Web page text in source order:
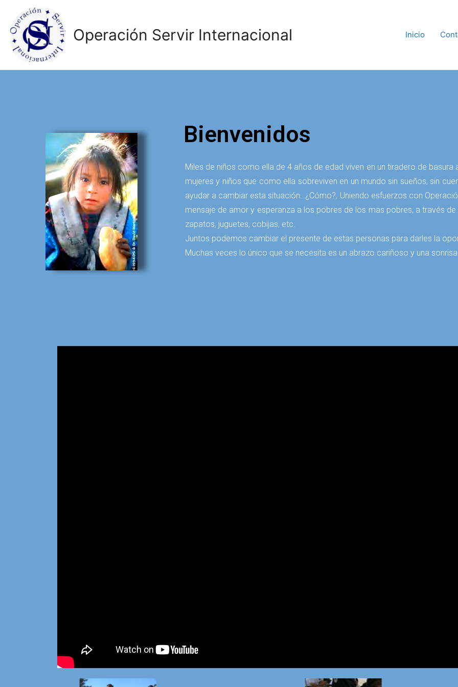
Operación Servir Internacional Inicio
Bienvenidos
Miles de niños como ella de 4 años de edad viven en un tiradero de
mujeres y niños que como ella sobreviven en un mundo sin sueños, sin
ayudar a cambiar esta situación…¿Cómo?, Uniendo esfuerzos con
mensaje de amor y esperanza a los pobres de los mas pobres, a través
zapatos, juguetes, cobijas, etc.
Juntos podemos cambiar el presente de estas personas para darles la
Muchas veces lo único que se necesita es un abrazo cariñoso y una